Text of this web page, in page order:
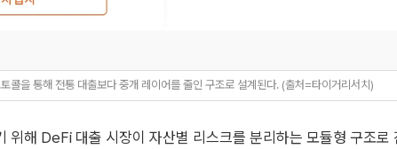
콜을 통해 전통 대출보다 중개 레이어를 줄인 구조로 설계된다. (출처=타이거리서치)
위해 DeFi 대출 시장이 자산별 리스크를 분리하는 모듈형 구조로